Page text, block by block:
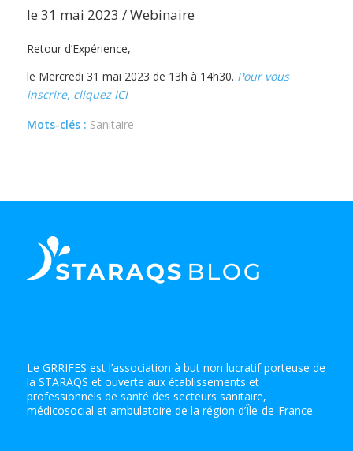
le 31 mai 2023 / Webinaire
Retour d’Expérience,
le Mercredi 31 mai 2023 de 13h à 14h30. Pour vous
inscrire, cliquez ICI
Mots-clés : Sanitaire
Le GRRIFES est l’association à but non lucratif porteuse de
la STARAQS et ouverte aux établissements et
professionnels de santé des secteurs sanitaire,
médicosocial et ambulatoire de la région d’Île-de-France.